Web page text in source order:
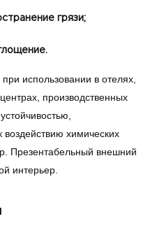
грязи;
использовании в отелях,
производственных
воздействию химических
Презентабельный внешний
интерьер.